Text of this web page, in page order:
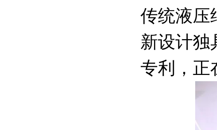
传统液压
新设计独
专利，正